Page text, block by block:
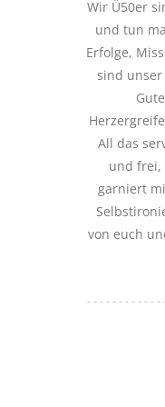
Wir Ü50er
und tun
Erfolge,
sind unser
All das
und frei,
garniert
von euch